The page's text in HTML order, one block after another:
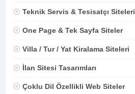
Teknik Servis & Tesisatçı Siteleri
One Page & Tek Sayfa Siteler
Villa / Tur / Yat Kiralama Siteleri
İlan Sitesi Tasarımları
Çoklu Dil Özellikli Web Siteler